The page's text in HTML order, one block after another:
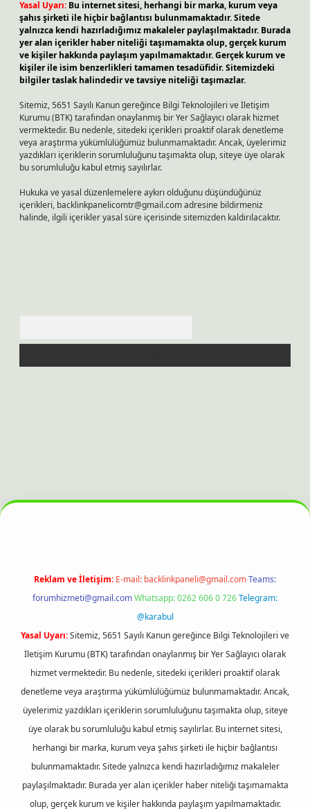
Yasal Uyarı: Bu internet sitesi, herhangi bir marka, kurum veya
şahıs şirketi ile hiçbir bağlantısı bulunmamaktadır. Sitede
yalnızca kendi hazırladığımız makaleler paylaşılmaktadır. Burada
yer alan içerikler haber niteliği taşımamakta olup, gerçek kurum
ve kişiler hakkında paylaşım yapılmamaktadır. Gerçek kurum ve
kişiler ile isim benzerlikleri tamamen tesadüfidir. Sitemizdeki
bilgiler taslak halindedir ve tavsiye niteliği taşımazlar.
Sitemiz, 5651 Sayılı Kanun gereğince Bilgi Teknolojileri ve İletişim
Kurumu (BTK) tarafından onaylanmış bir Yer Sağlayıcı olarak hizmet
vermektedir. Bu nedenle, sitedeki içerikleri proaktif olarak denetleme
veya araştırma yükümlülüğümüz bulunmamaktadır. Ancak, üyelerimiz
yazdıkları içeriklerin sorumluluğunu taşımakta olup, siteye üye olarak
bu sorumluluğu kabul etmiş sayılırlar.
Hukuka ve yasal düzenlemelere aykırı olduğunu düşündüğünüz
içerikleri, backlinkpanelicomtr@gmail.comadresine bildirmeniz
halinde, ilgili içerikler yasal süre içerisinde sitemizden kaldırılacaktır.
sitesi
Reklam ve İletişim: E-mail: backlinkpaneli@gmail.comTeams:
forumhizmeti@gmail.comWhatsapp: 0262 606 0 726Telegram:
@karabul
Yasal Uyarı:Sitemiz, 5651 Sayılı Kanun gereğince Bilgi Teknolojileri ve
İletişim Kurumu (BTK) tarafından onaylanmış bir Yer Sağlayıcı olarak
hizmet vermektedir. Bu nedenle, sitedeki içerikleri proaktif olarak
denetleme veya araştırma yükümlülüğümüz bulunmamaktadır. Ancak,
üyelerimiz yazdıkları içeriklerin sorumluluğunu taşımakta olup, siteye
üye olarak bu sorumluluğu kabul etmiş sayılırlar. Bu internet sitesi,
herhangi bir marka, kurum veya şahıs şirketi ile hiçbir bağlantısı
bulunmamaktadır. Sitede yalnızca kendi hazırladığımız makaleler
paylaşılmaktadır. Burada yer alan içerikler haber niteliği taşımamakta
olup, gerçek kurum ve kişiler hakkında paylaşım yapılmamaktadır.